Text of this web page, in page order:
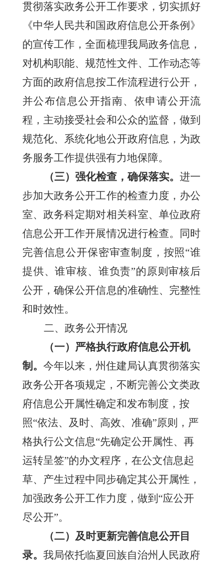
贯彻落实政务公开工作要求，切实抓好
《中华人民共和国政府信息公开条例》
的宣传工作，全面梳理我局政务信息，
对机构职能、规范性文件、工作动态等
方面的政府信息按工作流程进行公开，
并公布信息公开指南、依申请公开流
程，主动接受社会和公众的监督，做到
规范化、系统化地公开政府信息，为政
务服务工作提供强有力地保障。
（三）强化检查，确保落实。 进一
步加大政务公开工作的检查力度，办公
室、政务科定期对相关科室、单位政府
信息公开工作开展情况进行检查。同时
完善信息公开保密审查制度，按照“谁
提供、谁审核、谁负责”的原则审核后
公开，确保公开信息的准确性、完整性
和时效性。
二、政务公开情况
（一） 严格执行政府信息公开机
制。 今年以来，州住建局认真贯彻落实
政务公开各项规定，不断完善公文类政
府信息公开属性确定和发布制度， 按
照“依法、及时、高效、准确”原则，严
格执行公文信息“先确定公开属性、再
运转呈签”的办文程序，在公文信息起
草、 产生过程中同步确定其公开属性 ，
加强政务公开工作力度，做到 “应公开
尽公开”。
（二）及时更新完善信息公开目
录。 我局依托临夏回族自治州人民政府